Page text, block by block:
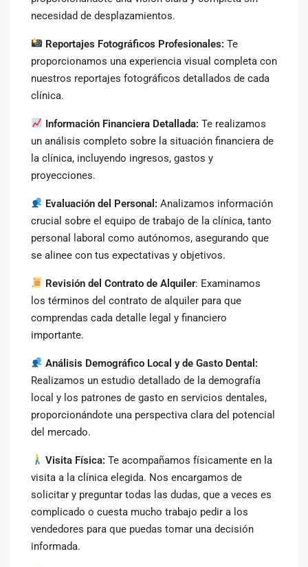
necesidad de desplazamientos.
Reportajes Fotográficos Profesionales: Te
proporcionamos una experiencia visual completa con
nuestros reportajes fotográficos detallados de cada
clínica.
Información Financiera Detallada:Te realizamos
un análisis completo sobre la situación financiera de
la clínica, incluyendo ingresos, gastos y
proyecciones.
Evaluación del Personal: Analizamos información
crucial sobre el equipo de trabajo de la clínica, tanto
personal laboral como autónomos, asegurando que
se alinee con tus expectativas y objetivos.
Revisión del Contrato de Alquiler: Examinamos
los términos del contrato de alquiler para que
comprendas cada detalle legal y financiero
importante.
Análisis Demográfico Local y de Gasto Dental:
Realizamos un estudio detallado de la demografía
local y los patrones de gasto en servicios dentales,
proporcionándote una perspectiva clara del potencial
del mercado.
Visita Física: Te acompañamos físicamente en la
visita a la clínica elegida. Nos encargamos de
solicitar y preguntar todas las dudas, que a veces es
complicado o cuesta mucho trabajo pedir a los
vendedores para que puedas tomar una decisión
informada.